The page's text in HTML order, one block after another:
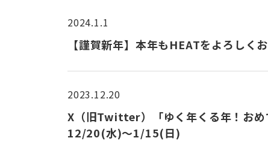
2024.1.1
【謹賀新年】本年もHEATをよろしく
2023.12.20
X（旧Twitter）「ゆく年くる年！おめ
12/20(水)～1/15(日)